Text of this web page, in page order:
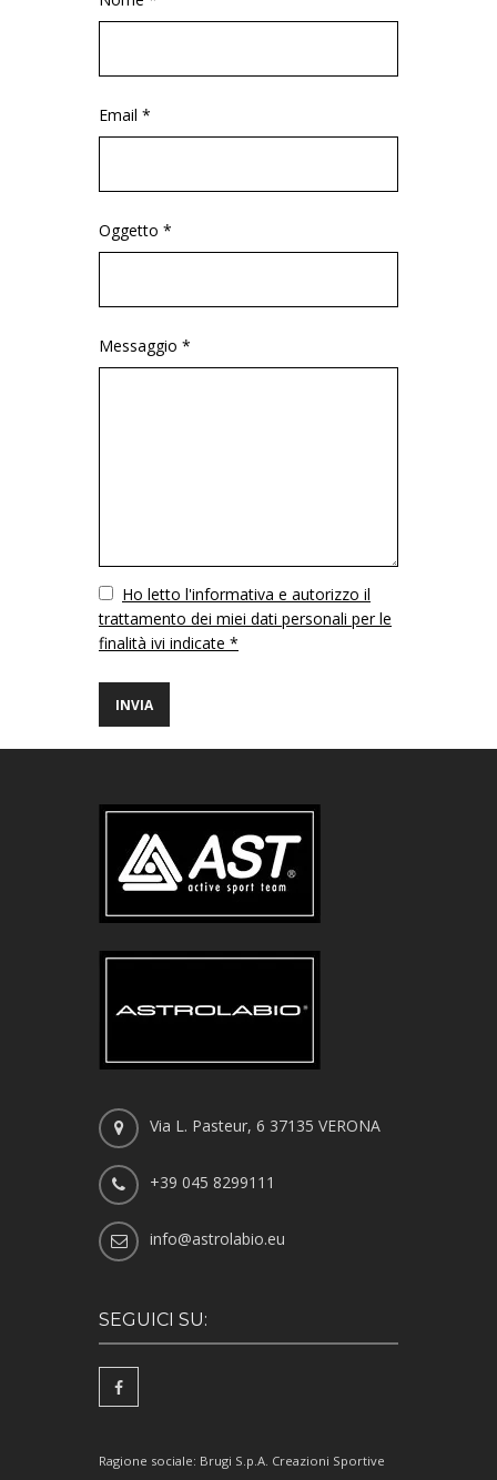
Email *
Oggetto *
Messaggio *
VuotoHo letto l'informativa e autorizzo il
trattamento dei miei dati personali per le
finalità ivi indicate *
Via L. Pasteur, 6 37135 VERONA
+39 045 8299111
info@astrolabio.eu
SEGUICI SU:
Ragione sociale: Brugi S.p.A. Creazioni Sportive